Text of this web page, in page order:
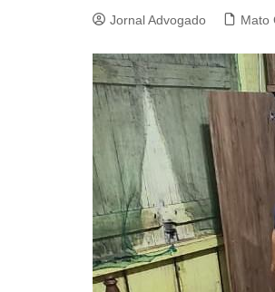
Jornal Advogado Mato